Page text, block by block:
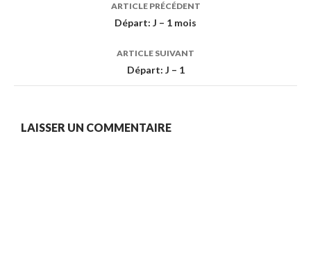
ARTICLE PRÉCÉDENT
Départ: J – 1 mois
ARTICLE SUIVANT
Départ: J – 1
LAISSER UN COMMENTAIRE